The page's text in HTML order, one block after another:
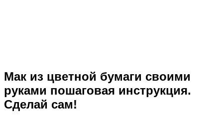
Мак из цветной бумаги своими
руками пошаговая инструкция.
Сделай сам!